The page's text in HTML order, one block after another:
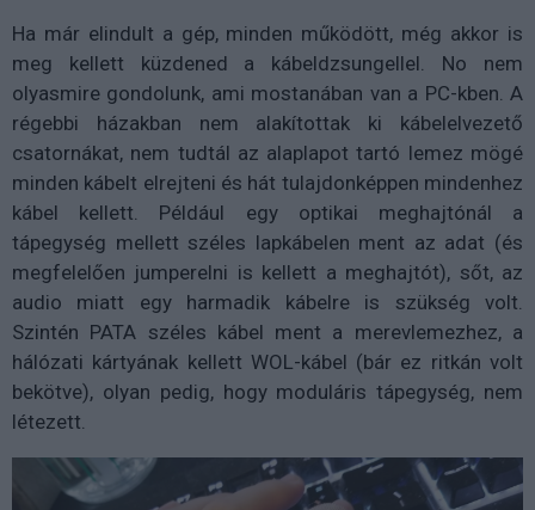
Ha már elindult a gép, minden működött, még akkor is
meg kellett küzdened a kábeldzsungellel. No nem
olyasmire gondolunk, ami mostanában van a PC-kben. A
régebbi házakban nem alakítottak ki kábelelvezető
csatornákat, nem tudtál az alaplapot tartó lemez mögé
minden kábelt elrejteni és hát tulajdonképpen mindenhez
kábel kellett. Például egy optikai meghajtónál a
tápegység mellett széles lapkábelen ment az adat (és
megfelelően jumperelni is kellett a meghajtót), sőt, az
audio miatt egy harmadik kábelre is szükség volt.
Szintén PATA széles kábel ment a merevlemezhez, a
hálózati kártyának kellett WOL-kábel (bár ez ritkán volt
bekötve), olyan pedig, hogy moduláris tápegység, nem
létezett.